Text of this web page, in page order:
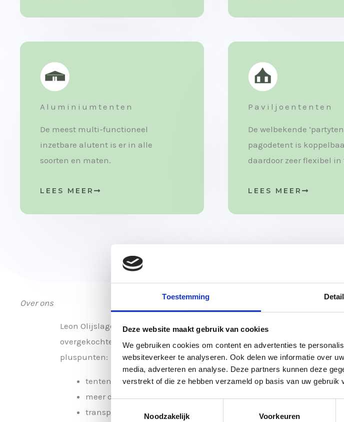
Toestemming
Deze website maakt gebruik van cookies
We gebruiken cookies om content en advertenties te
websiteverkeer te analyseren. Ook delen we informatie over
media, adverteren en analyse. Deze partners kunnen deze
verstrekt of die ze hebben verzameld op basis van uw gebruik
Noodzakelijk
Voorkeuren
Aluminiumtenten
De meest multi-functioneel
inzetbare alutent is er in alle
soorten en maten.
LEES MEER
Paviljoententen
De welbekende
pagodetent is
daardoor zeer flexibel in
LEES MEER
Over ons
Leon Olijslagers is de drijvende kracht achter Olijslagers
overgekochte tenten, is het bedrijf nu uitgegroeid tot een betrouwbare
pluspunten:
tenten van de hoogste kwaliteit
meer dan 30 jaar ervaring
transparantie over haalbaarheid van (spoed)verzoeken